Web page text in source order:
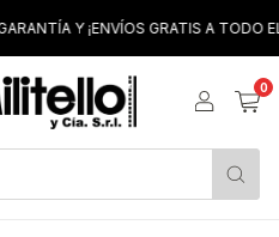
Y ¡ENVÍOS GRATIS A TODO EL
0